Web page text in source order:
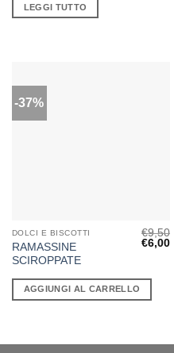
LEGGI TUTTO
-37%
DOLCI E BISCOTTI
RAMASSINE
SCIROPPATE
€9,50
Il
€9,50.
€6,00Il
AGGIUNGI AL CARRELLO